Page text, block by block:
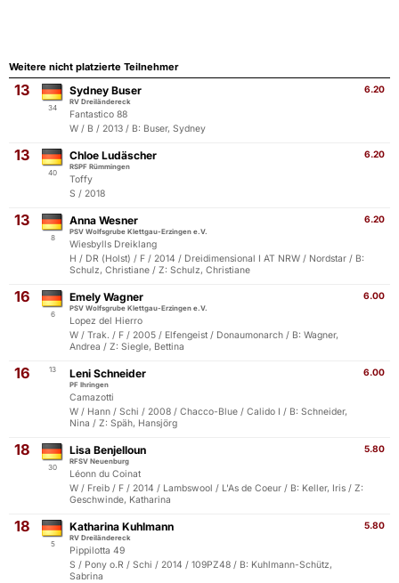
Weitere nicht platzierte Teilnehmer
13
34
6.20
Sydney Buser
RV Dreiländereck
Fantastico 88
W / B / 2013 / B: Buser, Sydney
13
40
6.20
Chloe Ludäscher
RSPF Rümmingen
Toffy
S / 2018
13
8
6.20
Anna Wesner
PSV Wolfsgrube Klettgau-Erzingen e.V.
Wiesbylls Dreiklang
H / DR (Holst) / F / 2014 / Dreidimensional I AT NRW / Nordstar / B:
Schulz, Christiane / Z: Schulz, Christiane
16
6
6.00
Emely Wagner
PSV Wolfsgrube Klettgau-Erzingen e.V.
Lopez del Hierro
W / Trak. / F / 2005 / Elfengeist / Donaumonarch / B: Wagner,
Andrea / Z: Siegle, Bettina
16 13 6.00
Leni Schneider
PF Ihringen
Camazotti
W / Hann / Schi / 2008 / Chacco-Blue / Calido I / B: Schneider,
Nina / Z: Späh, Hansjörg
18
30
5.80
Lisa Benjelloun
RFSV Neuenburg
Léonn du Coinat
W / Freib / F / 2014 / Lambswool / L'As de Coeur / B: Keller, Iris / Z:
Geschwinde, Katharina
18
5
5.80
Katharina Kuhlmann
RV Dreiländereck
Pippilotta 49
S / Pony o.R / Schi / 2014 / 109PZ48 / B: Kuhlmann-Schütz,
Sabrina